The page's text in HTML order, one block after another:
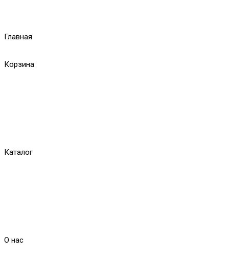
Главная
Корзина
Каталог
О нас